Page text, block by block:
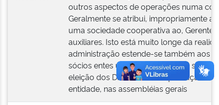
outros aspectos de operações numa
Geralmente se atribui, impropriamente a
uma sociedade cooperativa ao, Gerente
auxiliares. Isto está muito longe da
administração estende-se também aos
sócios entes últimos em razão de sua
eleição dos Diretores e na aprovação da
entidade, nas assembléias gerais